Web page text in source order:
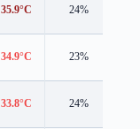
35.9°C 24%
34.9°C 23%
33.8°C 24%